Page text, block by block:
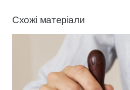
Схожі матеріали